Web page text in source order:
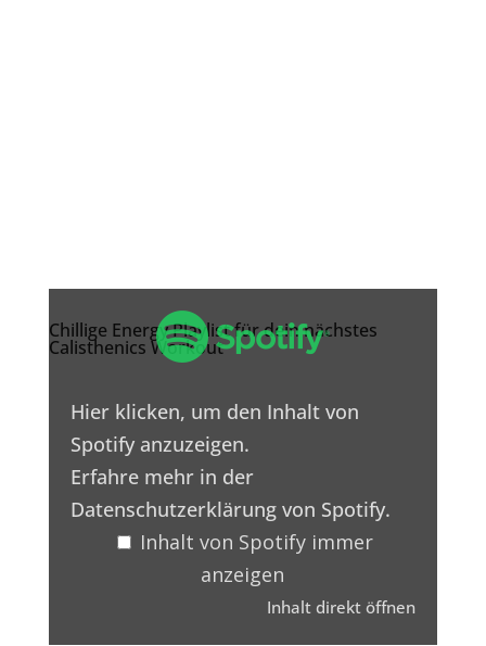
Spotify
anzeigen
Hier klicken, um den Inhalt von
Spotify anzuzeigen.
Erfahre mehr in der
Datenschutzerklärung von Spotify.
Inhalt von Spotify immer
anzeigen
Inhalt direkt öffnen
Chillige Energy Playlist für dein nächstes
Calisthenics Workout